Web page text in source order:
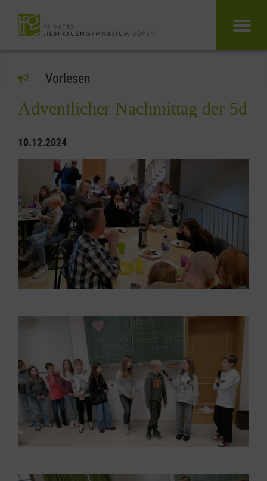
Vorlesen
Adventlicher Nachmittag der 5d
10.12.2024